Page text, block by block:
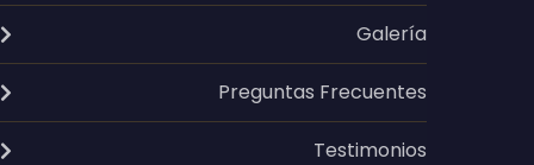
Galería
Preguntas Frecuentes
Testimonios